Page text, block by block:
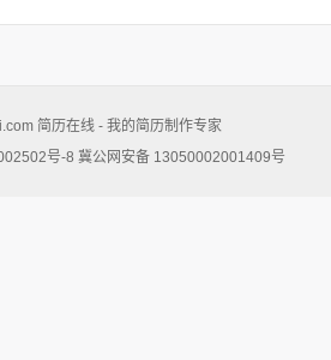
简历在线- 我的简历制作专家
号-8 冀公网安备 13050002001409号